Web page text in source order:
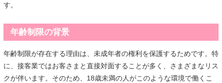
す。
年齢制限の背景
年齢制限が存在する理由は、未成年者の権利を保護するためです。特
に、接客業ではお客さまと直接対面することが多く、さまざまなリス
クが伴います。そのため、18歳未満の人がこのような環境で働くこ